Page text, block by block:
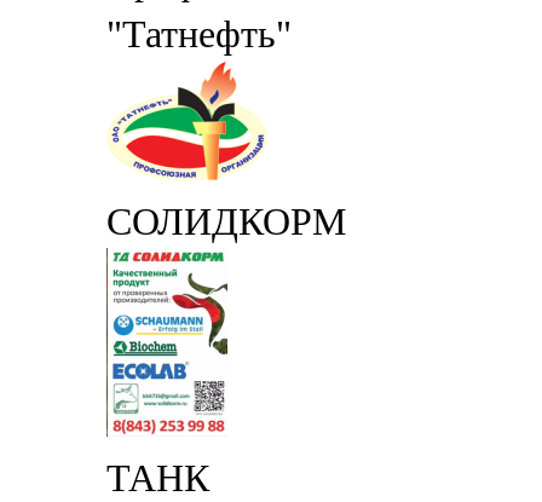
"Татнефть"
СОЛИДКОРМ
ТАНК